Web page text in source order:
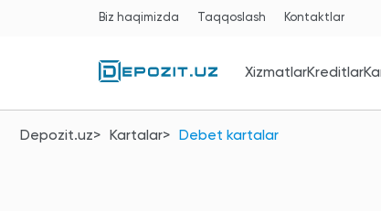
Biz haqimizda Taqqoslash Kontaktlar
XizmatlarKreditlar
Depozit.uz Kartalar Debet kartalar